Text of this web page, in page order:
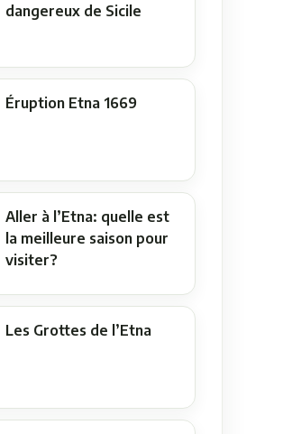
dangereux de Sicile
Éruption Etna 1669
Aller à l’Etna: quelle est
la meilleure saison pour
visiter?
Les Grottes de l’Etna